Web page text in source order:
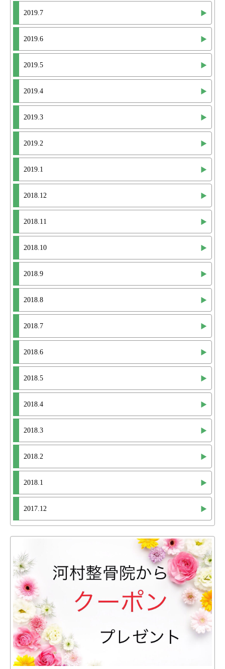
2019.7
2019.6
2019.5
2019.4
2019.3
2019.2
2019.1
2018.12
2018.11
2018.10
2018.9
2018.8
2018.7
2018.6
2018.5
2018.4
2018.3
2018.2
2018.1
2017.12